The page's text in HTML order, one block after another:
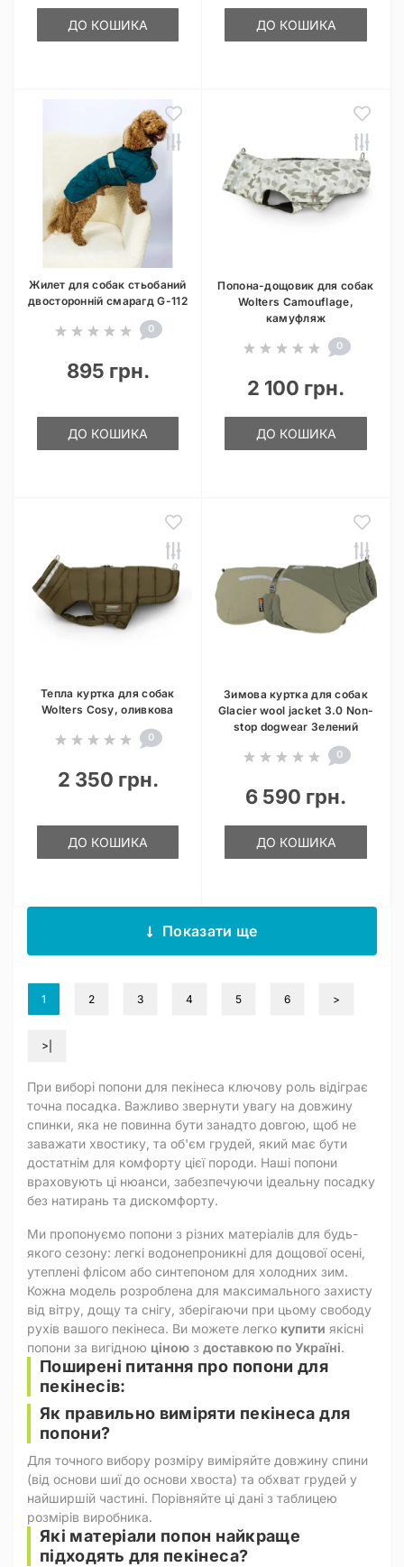
ДО КОШИКА ДО КОШИКА
Жилет для собак стьобаний
двосторонній смарагд G-112
0
895 грн.
ДО КОШИКА
Попона-дощовик для собак
Wolters Camouflage,
камуфляж
0
2 100 грн.
ДО КОШИКА
Тепла куртка для собак
Wolters Cosy, оливкова
0
2 350 грн.
ДО КОШИКА
Зимова куртка для собак
Glacier wool jacket 3.0 Non-
stop dogwear Зелений
0
6 590 грн.
ДО КОШИКА
Показати ще
1 2 3 4 5 6 >
>|
При виборі попони для пекінеса ключову роль відіграє
точна посадка. Важливо звернути увагу на довжину
спинки, яка не повинна бути занадто довгою, щоб не
заважати хвостику, та об'єм грудей, який має бути
достатнім для комфорту цієї породи. Наші попони
враховують ці нюанси, забезпечуючи ідеальну посадку
без натирань та дискомфорту.
Ми пропонуємо попони з різних матеріалів для будь-
якого сезону: легкі водонепроникні для дощової осені,
утеплені флісом або синтепоном для холодних зим.
Кожна модель розроблена для максимального захисту
від вітру, дощу та снігу, зберігаючи при цьому свободу
рухів вашого пекінеса. Ви можете легко купити якісні
попони за вигідною ціною з доставкою по Україні.
Поширені питання про попони для
пекінесів:
Як правильно виміряти пекінеса для
попони?
Для точного вибору розміру виміряйте довжину спини
(від основи шиї до основи хвоста) та обхват грудей у
найширшій частині. Порівняйте ці дані з таблицею
розмірів виробника.
Які матеріали попон найкраще
підходять для пекінеса?